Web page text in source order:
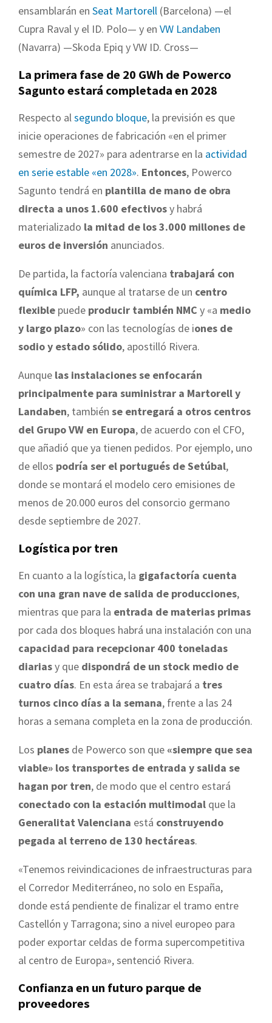
ensamblarán en Seat Martorell (Barcelona) —el
Cupra Raval y el ID. Polo— y en VW Landaben
(Navarra) —Skoda Epiq y VW ID. Cross—
La primera fase de 20 GWh de Powerco
Sagunto estará completada en 2028
Respecto alsegundo bloque, la previsión es que
inicie operaciones de fabricación «en el primer
semestre de 2027» para adentrarse en la actividad
en serie estable «en 2028». Entonces, Powerco
Sagunto tendrá en plantilla de mano de obra
directa a unos 1.600 efectivosy habrá
materializado la mitad de los 3.000 millones de
euros de inversión anunciados.
De partida, la factoría valenciana trabajará con
química LFP, aunque al tratarse de un centro
flexible puede producir también NMC y «a medio
y largo plazo» con las tecnologías de iones de
sodio y estado sólido, apostilló Rivera.
Aunque las instalaciones se enfocarán
principalmente para suministrar a Martorell y
Landaben, también se entregará a otros centros
del Grupo VW en Europa, de acuerdo con el CFO,
que añadió que ya tienen pedidos. Por ejemplo, uno
de ellos podría ser el portugués de Setúbal,
donde se montará el modelo cero emisiones de
menos de 20.000 euros del consorcio germano
desde septiembre de 2027.
Logística por tren
En cuanto a la logística, la gigafactoría cuenta
con una gran nave de salida de producciones,
mientras que para la entrada de materias primas
por cada dos bloques habrá una instalación con una
capacidad para recepcionar 400 toneladas
diariasy que dispondrá de un stock medio de
cuatro días. En esta área se trabajará a tres
turnos cinco días a la semana, frente a las 24
horas a semana completa en la zona de producción.
Los planes de Powerco son que «siempre que sea
viable» los transportes de entrada y salida se
hagan por tren, de modo que el centro estará
conectado con la estación multimodal que la
Generalitat Valenciana está construyendo
pegada al terreno de 130 hectáreas.
«Tenemos reivindicaciones de infraestructuras para
el Corredor Mediterráneo, no solo en España,
donde está pendiente de finalizar el tramo entre
Castellón y Tarragona; sino a nivel europeo para
poder exportar celdas de forma supercompetitiva
al centro de Europa», sentenció Rivera.
Confianza en un futuro parque de
proveedores